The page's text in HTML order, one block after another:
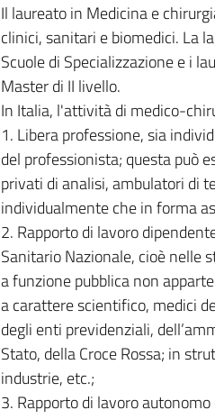
Il laureato in Medicina e
clinici, sanitari e biomedici. La
Scuole di Specializzazione e i
Master di II livello.
In Italia, l'attività di medico-
1. Libera professione, sia
del professionista; questa può
privati di analisi, ambulatori di
individualmente che in forma
2. Rapporto di lavoro
Sanitario Nazionale, cioè nelle
a funzione pubblica non
a carattere scientifico, medici
degli enti previdenziali,
Stato, della Croce Rossa; in
industrie, etc.;
3. Rapporto di lavoro